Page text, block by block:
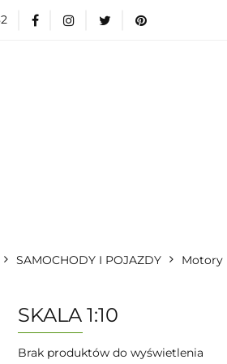
SAMOCHODY I POJAZDY Motory
SKALA 1:10
Brak produktów do wyświetlenia